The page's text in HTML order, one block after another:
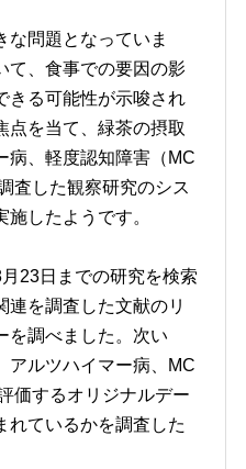
問題となっていま
て、食事での要因の影
きる可能性が示唆され
点を当て、緑茶の摂取
病、軽度認知障害（MC
査した観察研究のシス
したようです。
23日までの研究を検索
連を調査した文献のリ
を調べました。次い
アルツハイマー病、MC
価するオリジナルデー
れているかを調査した